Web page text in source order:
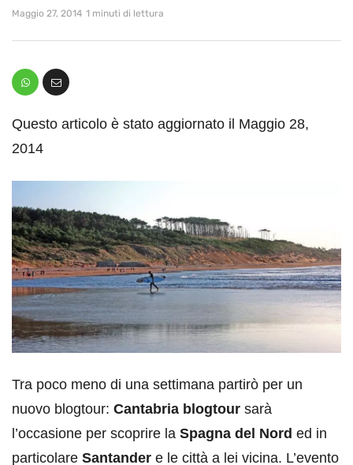
Maggio 27, 2014 1 minuti di lettura
Questo articolo è stato aggiornato il Maggio 28,
2014
Tra poco meno di una settimana partirò per un
nuovo blogtour: Cantabria blogtour sarà
l’occasione per scoprire la Spagna del Nord ed in
particolare Santander e le città a lei vicina. L’evento